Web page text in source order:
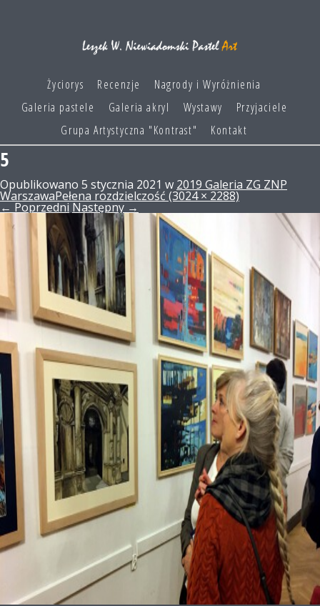
Życiorys Recenzje
Nagrody i Wyróżnienia
Galeria pastele
Galeria akryl Wystawy
Przyjaciele
Grupa Artystyczna "Kontrast"
Kontakt
5
Opublikowano 5 stycznia 2021 w 2019 Galeria ZG ZNP
WarszawaPełena rozdzielczość (3024 × 2288)
← Poprzedni Następny →